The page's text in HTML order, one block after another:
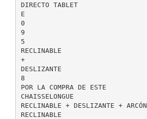
DIRECTO TABLET
E
0
9
5
RECLINABLE
+
DESLIZANTE
8
POR LA COMPRA DE ESTE
CHAISSELONGUE
RECLINABLE + DESLIZANTE + ARCÓN
RECLINABLE